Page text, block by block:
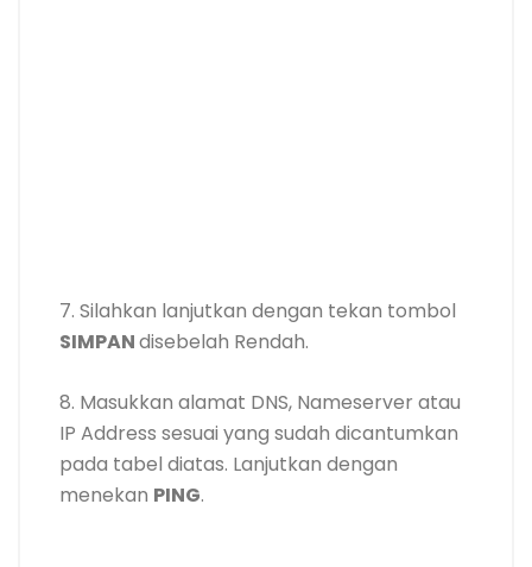
7. Silahkan lanjutkan dengan tekan tombol
SIMPANdisebelah Rendah.
8. Masukkan alamat DNS, Nameserver atau
IP Address sesuai yang sudah dicantumkan
pada tabel diatas. Lanjutkan dengan
menekan PING.